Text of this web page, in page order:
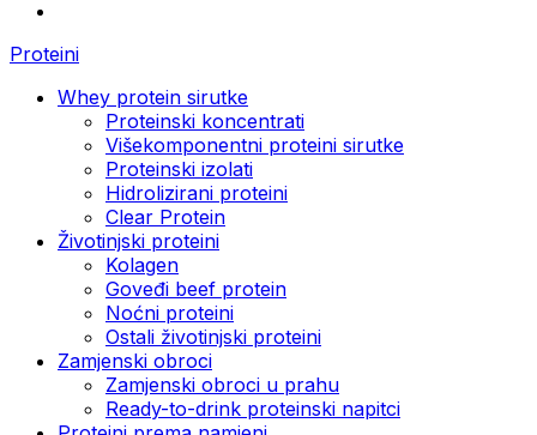
Proteini
Whey protein sirutke
Proteinski koncentrati
Višekomponentni proteini sirutke
Proteinski izolati
Hidrolizirani proteini
Clear Protein
Životinjski proteini
Kolagen
Goveđi beef protein
Noćni proteini
Ostali životinjski proteini
Zamjenski obroci
Zamjenski obroci u prahu
Ready-to-drink proteinski napitci